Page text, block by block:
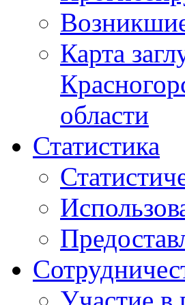
Карта
области
Статистика